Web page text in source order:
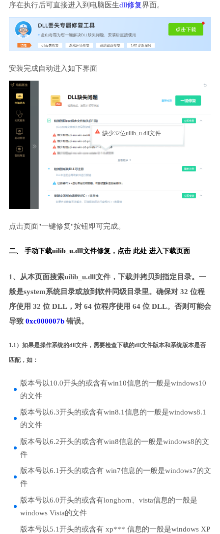
序在执行后可直接进入到电脑医生dll修复界面。
安装完成自动进入如下界面
缺少32位uilib_u.dll文件
点击页面"一键修复"按钮即可完成。
二、 手动下载uilib_u.dll文件修复， 点击 此处 进入下载页面
1、从本页面搜索uilib_u.dll文件，下载并拷贝到指定目录。一
般是system系统目录或放到软件同级目录里。确保对 32 位程
序使用 32 位 DLL，对 64 位程序使用 64 位 DLL。否则可能会
导致 0xc000007b错误。
1.1）如果是操作系统的dll文件，需要检查下载的dll文件版本和系统版本是否
匹配，如：
版本号以10.0开头的或含有win10信息的一般是windows10
的文件
版本号以6.3开头的或含有win8.1信息的一般是windows8.1
的文件
版本号以6.2开头的或含有win8信息的一般是windows8的文
件
版本号以6.1开头的或含有 win7信息的一般是windows7的文
件
版本号以6.0开头的或含有longhorn、vista信息的一般是
windows Vista的文件
版本号以5.1开头的或含有 xp*** 信息的一般是windows XP